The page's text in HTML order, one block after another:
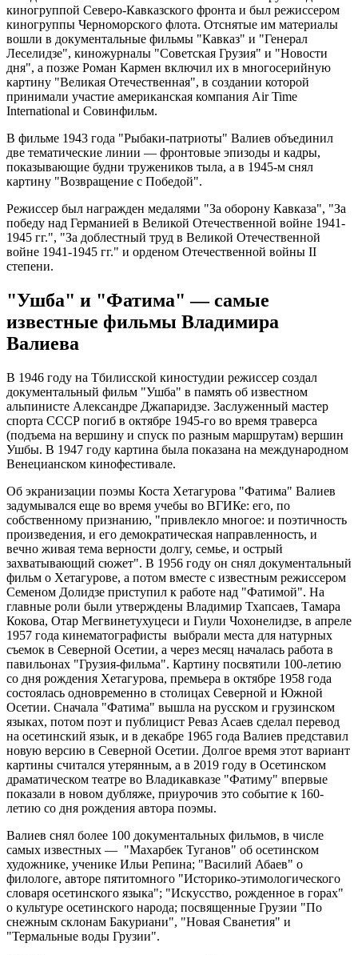
киногруппой Северо-Кавказского фронта и был режиссером
киногруппы Черноморского флота. Отснятые им материалы
вошли в документальные фильмы "Кавказ" и "Генерал
Леселидзе", киножурналы "Советская Грузия" и "Новости
дня", а позже Роман Кармен включил их в многосерийную
картину "Великая Отечественная", в создании которой
принимали участие американская компания Air Time
International и Совинфильм.
В фильме 1943 года "Рыбаки-патриоты" Валиев объединил
две тематические линии — фронтовые эпизоды и кадры,
показывающие будни тружеников тыла, а в 1945-м снял
картину "Возвращение с Победой".
Режиссер был награжден медалями "За оборону Кавказа", "За
победу над Германией в Великой Отечественной войне 1941-
1945 гг.", "За доблестный труд в Великой Отечественной
войне 1941-1945 гг." и орденом Отечественной войны II
степени.
"Ушба" и "Фатима" — самые
известные фильмы Владимира
Валиева
В 1946 году на Тбилисской киностудии режиссер создал
документальный фильм "Ушба" в память об известном
альпинисте Александре Джапаридзе. Заслуженный мастер
спорта СССР погиб в октябре 1945-го во время траверса
(подъема на вершину и спуск по разным маршрутам) вершин
Ушбы. В 1947 году картина была показана на международном
Венецианском кинофестивале.
Об экранизации поэмы Коста Хетагурова "Фатима" Валиев
задумывался еще во время учебы во ВГИКе: его, по
собственному признанию, "привлекло многое: и поэтичность
произведения, и его демократическая направленность, и
вечно живая тема верности долгу, семье, и острый
захватывающий сюжет". В 1956 году он снял документальный
фильм о Хетагурове, а потом вместе с известным режиссером
Семеном Долидзе приступил к работе над "Фатимой". На
главные роли были утверждены Владимир Тхапсаев, Тамара
Кокова, Отар Мегвинетухуцеси и Гиули Чохонелидзе, в апреле
1957 года кинематографисты выбрали места для натурных
съемок в Северной Осетии, а через месяц началась работа в
павильонах "Грузия-фильма". Картину посвятили 100-летию
со дня рождения Хетагурова, премьера в октябре 1958 года
состоялась одновременно в столицах Северной и Южной
Осетии. Сначала "Фатима" вышла на русском и грузинском
языках, потом поэт и публицист Реваз Асаев сделал перевод
на осетинский язык, и в декабре 1965 года Валиев представил
новую версию в Северной Осетии. Долгое время этот вариант
картины считался утерянным, а в 2019 году в Осетинском
драматическом театре во Владикавказе "Фатиму" впервые
показали в новом дубляже, приурочив это событие к 160-
летию со дня рождения автора поэмы.
Валиев снял более 100 документальных фильмов, в числе
самых известных — "Махарбек Туганов" об осетинском
художнике, ученике Ильи Репина; "Василий Абаев" о
филологе, авторе пятитомного "Историко-этимологического
словаря осетинского языка"; "Искусство, рожденное в горах"
о культуре осетинского народа; посвященные Грузии "По
снежным склонам Бакуриани", "Новая Сванетия" и
"Термальные воды Грузии".